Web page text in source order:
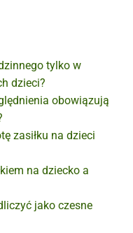
tylko w
dzieci?
obowiązują
zasiłku na dzieci
na dziecko a
jako czesne